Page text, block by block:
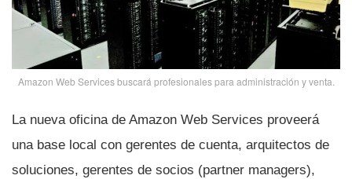
Amazon Web Services buscará profesionales para administración y venta.
La nueva oficina de Amazon Web Services proveerá
una base local con gerentes de cuenta, arquitectos de
soluciones, gerentes de socios (partner managers),